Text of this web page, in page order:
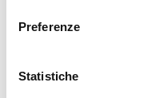
Preferenze
Statistiche
Si è visto come i